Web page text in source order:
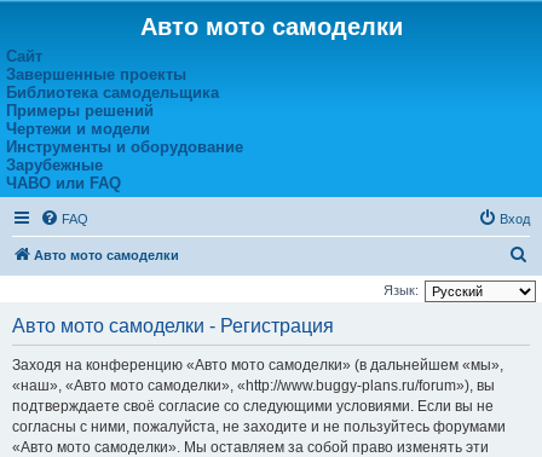
Авто мото самоделки
Сайт
Завершенные проекты
Библиотека самодельщика
Примеры решений
Чертежи и модели
Инструменты и оборудование
Зарубежные
ЧАВО или FAQ
FAQ Вход
Авто мото самоделки
о
Язык:
Авто мото самоделки - Регистрация
Заходя на конференцию «Авто мото самоделки» (в дальнейшем «мы»,
«наш», «Авто мото самоделки», «http://www.buggy-plans.ru/forum»), вы
подтверждаете своё согласие со следующими условиями. Если вы не
согласны с ними, пожалуйста, не заходите и не пользуйтесь форумами
«Авто мото самоделки». Мы оставляем за собой право изменять эти